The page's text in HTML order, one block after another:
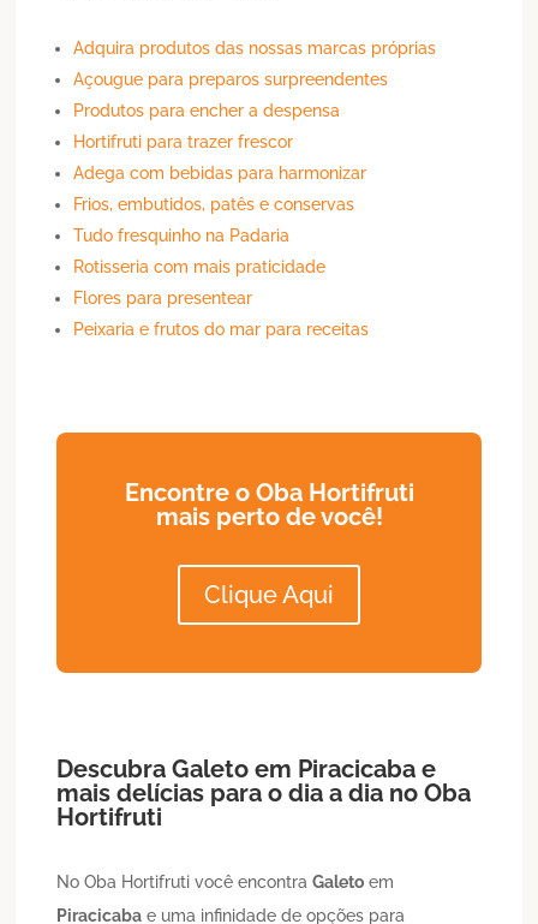
Adquira produtos das nossas marcas próprias
Açougue para preparos surpreendentes
Produtos para encher a despensa
Hortifruti para trazer frescor
Adega com bebidas para harmonizar
Frios, embutidos, patês e conservas
Tudo fresquinho na Padaria
Rotisseria com mais praticidade
Flores para presentear
Peixaria e frutos do mar para receitas
Encontre o Oba Hortifruti
mais perto de você!
Clique Aqui
DescubraGaleto em Piracicaba e
mais delícias para o dia a dia no Oba
Hortifruti
No Oba Hortifruti você encontraGaleto em
Piracicaba e uma infinidade de opções para